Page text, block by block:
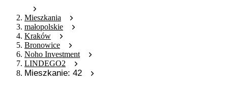
Mieszkania
małopolskie
Kraków
Bronowice
Noho Investment
LINDEGO2
Mieszkanie: 42